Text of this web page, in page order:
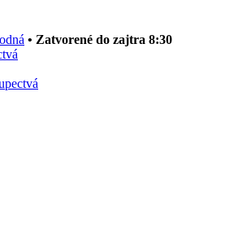
• Zatvorené do zajtra 8:30